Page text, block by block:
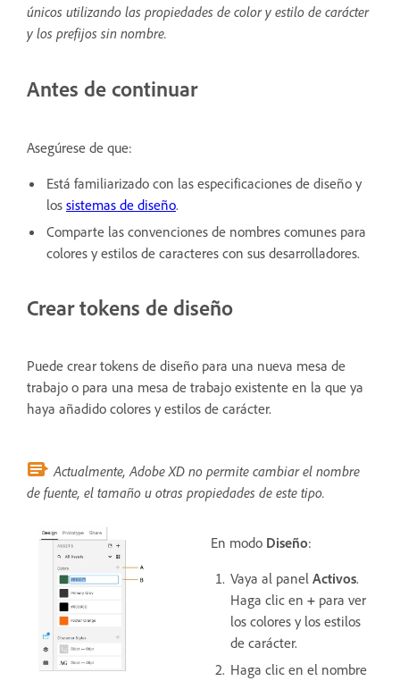
únicos utilizando las propiedades de color y estilo de carácter
y los prefijos sin nombre.
Antes de continuar
Asegúrese de que:
Está familiarizado con las especificaciones de diseño y
los sistemas de diseño.
Comparte las convenciones de nombres comunes para
colores y estilos de caracteres con sus desarrolladores.
Crear tokens de diseño
Puede crear tokens de diseño para una nueva mesa de
trabajo o para una mesa de trabajo existente en la que ya
haya añadido colores y estilos de carácter.
Actualmente, Adobe XD no permite cambiar el nombre
de fuente, el tamaño u otras propiedades de este tipo.
En modo Diseño:
Vaya al panel Activos.
Haga clic en + para ver
los colores y los estilos
de carácter.
Haga clic en el nombre